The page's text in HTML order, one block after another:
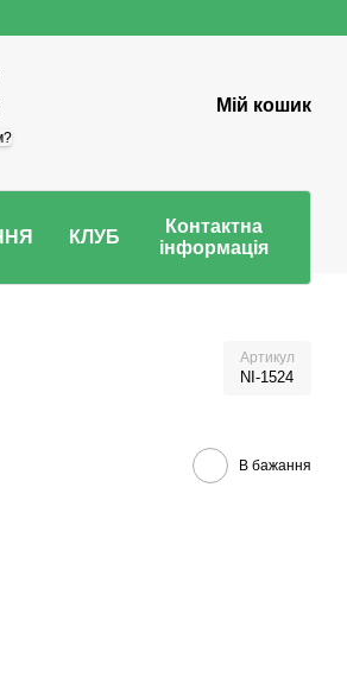
Мій кошик
КЛУБ
Контактна
інформація
Артикул
NI-1524
В бажання